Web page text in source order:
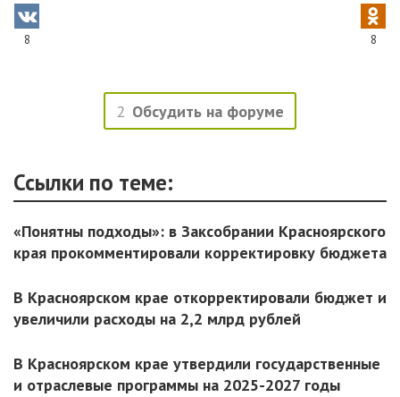
8 8
2 Обсудить на форуме
Ссылки по теме:
«Понятны подходы»: в Заксобрании Красноярского
края прокомментировали корректировку бюджета
В Красноярском крае откорректировали бюджет и
увеличили расходы на 2,2 млрд рублей
В Красноярском крае утвердили государственные
и отраслевые программы на 2025-2027 годы